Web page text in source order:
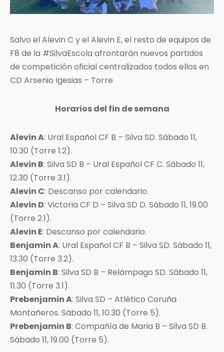
Salvo el Alevin C y el Alevin E, el resto de equipos de
F8 de la #SilvaEscola afrontarán nuevos partidos
de competición oficial centralizados todos ellos en
CD Arsenio Igesias – Torre
Horarios del fin de semana
Alevin A: Ural Español CF B – Silva SD. Sábado 11,
10.30 (Torre 1.2).
Alevin B: Silva SD B – Ural Español CF C. Sábado 11,
12.30 (Torre 3.1).
Alevin C: Descanso por calendario.
Alevin D: Victoria CF D – Silva SD D. Sábado 11, 19.00
(Torre 2.1).
Alevin E: Descanso por calendario.
Benjamin A: Ural Español CF B – Silva SD. Sábado 11,
13.30 (Torre 3.2).
Benjamin B: Silva SD B – Relámpago SD. Sábado 11,
11.30 (Torre 3.1).
Prebenjamin A: Silva SD – Atlético Coruña
Montañeros. Sábado 11, 10.30 (Torre 5).
Prebenjamin B: Compañía de Maria B – Silva SD B.
Sábado 11, 19.00 (Torre 5).